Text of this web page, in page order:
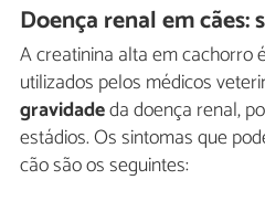
Doença renal em cães:
A creatinina alta em cachorro
utilizados pelos médicos
gravidadeda doença renal,
estádios. Os sintomas que
cão são os seguintes: